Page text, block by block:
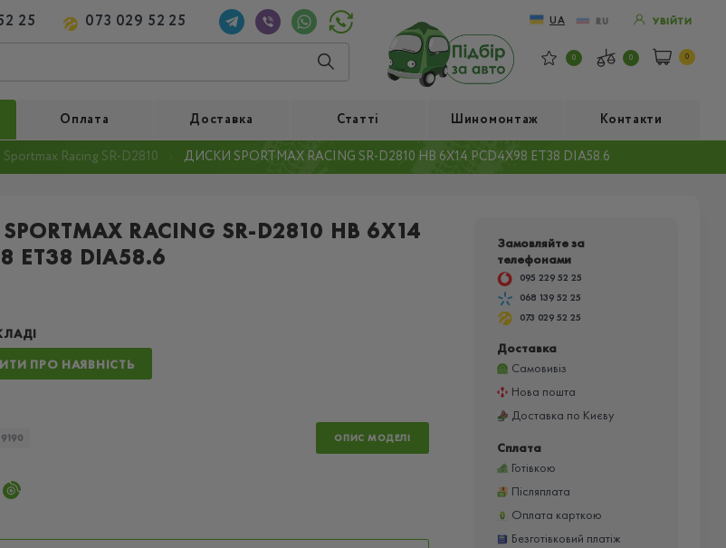
25 073 029 52 25 UA RU УВІЙТИ
0 0 0
Оплата Доставка Статті Шиномонтаж Контакти
Sportmax Racing SR-D2810 ДИСКИ SPORTMAX RACING SR-D2810 HB 6X14 PCD4X98 ET38 DIA58.6
RACING SR-D2810 HB 6X14
ET38 DIA58.6
ПРО НАЯВНІСТЬ
9190 ОПИС МОДЕЛІ
Замовляйте за
телефонами
095 229 52 25
068 139 52 25
073 029 52 25
Доставка
Самовивіз
Нова пошта
Доставка по Києву
Сплата
Готівкою
Післяплата
Оплата карткою
Безготівковий платіж